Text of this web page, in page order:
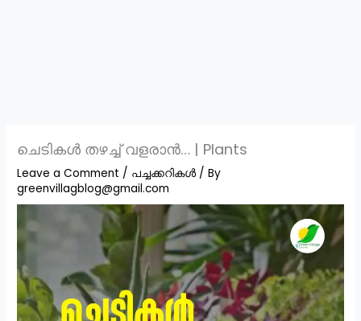
ചെടികൾ തഴച്ച് വളരാൻ… | Plants
Leave a Comment / പച്ചക്കറികൾ / By
greenvillagblog@gmail.com